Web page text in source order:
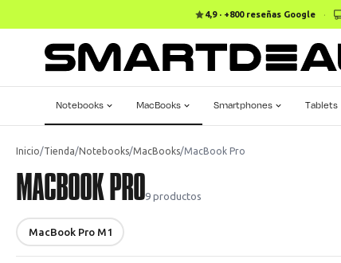
4,9 · +800 reseñas Google ·
Notebooks MacBooks Smartphones Tablets
Inicio/Tienda/Notebooks/MacBooks/MacBook Pro
MACBOOK PRO9 productos
MacBook Pro M1